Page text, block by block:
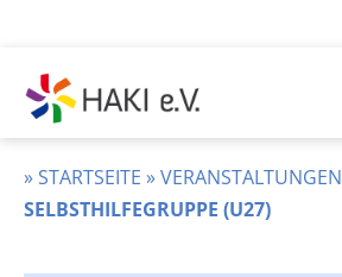
Inhalt
springen
HAKI
e.v.
»STARTSEITE »VERANSTALTUNGEN
SELBSTHILFEGRUPPE (U27)